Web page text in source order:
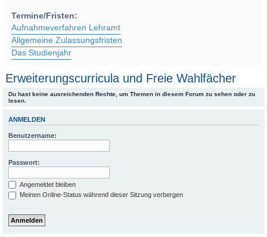
Termine/Fristen:
Aufnahmeverfahren Lehramt
Allgemeine Zulassungsfristen
Das Studienjahr
Erweiterungscurricula und Freie Wahlfächer
Du hast keine ausreichenden Rechte, um Themen in diesem Forum zu sehen oder zu
lesen.
ANMELDEN
Benutzername:
Passwort:
Angemeldet bleiben
Meinen Online-Status während dieser Sitzung verbergen